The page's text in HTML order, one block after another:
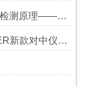
管道泄漏检测仪的检测原理——宁波利德
瑞典FIXTURLASER新款对中仪AT200技术介绍